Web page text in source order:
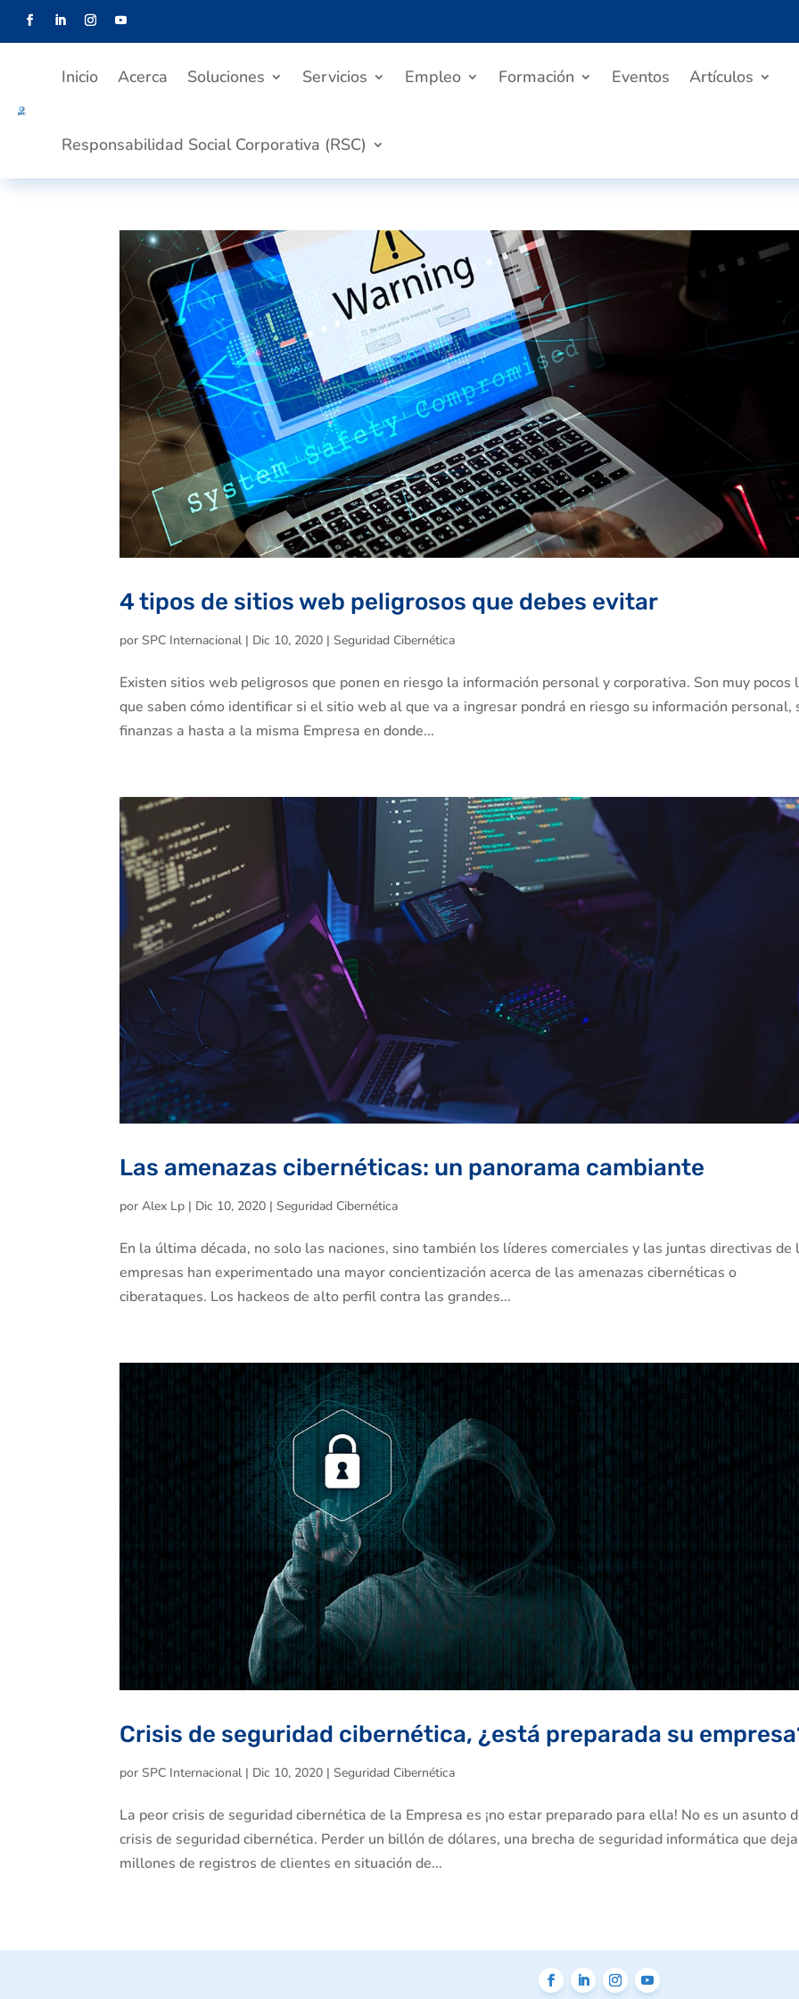
Inicio Acerca Soluciones Servicios Empleo Formación Eventos Artículos
Responsabilidad Social Corporativa (RSC)
4 tipos de sitios web peligrosos que debes evitar
porSPC Internacional | Dic 10, 2020 |Seguridad Cibernética
Existen sitios web peligrosos que ponen en riesgo la información personal y corporativa. Son muy pocos
que saben cómo identificar si el sitio web al que va a ingresar pondrá en riesgo su información personal,
finanzas a hasta a la misma Empresa en donde...
Las amenazas cibernéticas: un panorama cambiante
porAlex Lp | Dic 10, 2020 |Seguridad Cibernética
En la última década, no solo las naciones, sino también los líderes comerciales y las juntas directivas de
empresas han experimentado una mayor concientización acerca de las amenazas cibernéticas o
ciberataques. Los hackeos de alto perfil contra las grandes...
Crisis de seguridad cibernética, ¿está preparada su
porSPC Internacional | Dic 10, 2020 |Seguridad Cibernética
La peor crisis de seguridad cibernética de la Empresa es ¡no estar preparado para ella! No es un asunto
crisis de seguridad cibernética. Perder un billón de dólares, una brecha de seguridad informática que deja
millones de registros de clientes en situación de...